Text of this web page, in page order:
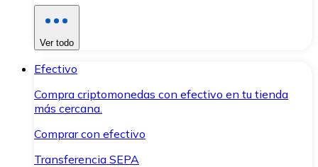
Ver todo
Efectivo
Compra criptomonedas con efectivo en tu tienda
más cercana.
Comprar con efectivo
Transferencia SEPA